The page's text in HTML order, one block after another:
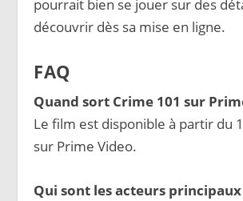
pourrait bien se jouer sur des
découvrir dès sa mise en ligne.
FAQ
Quand sort Crime 101 sur
Le film est disponible à partir du
sur Prime Video.
Qui sont les acteurs